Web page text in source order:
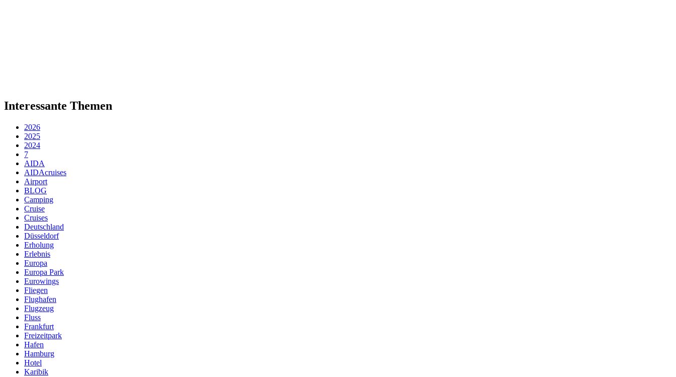
Interessante Themen
2026
2025
2024
7
AIDA
AIDAcruises
Airport
BLOG
Camping
Cruise
Cruises
Deutschland
Düsseldorf
Erholung
Erlebnis
Europa
Europa Park
Eurowings
Fliegen
Flughafen
Flugzeug
Fluss
Frankfurt
Freizeitpark
Hafen
Hamburg
Hotel
Karibik